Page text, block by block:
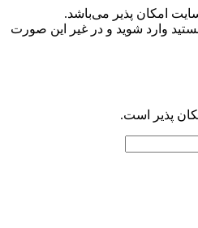
امکان پذیر می‌باشد.
وارد شوید و در غیر این صورت
پذیر است.